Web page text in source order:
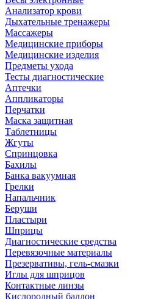
Анализатор крови
Дыхательные тренажеры
Массажеры
Медицинские приборы
Медицинские изделия
Предметы ухода
Тесты диагностические
Аптечки
Аппликаторы
Перчатки
Маска защитная
Таблетницы
Жгуты
Спринцовка
Бахилы
Банка вакуумная
Грелки
Напальчник
Беруши
Пластыри
Шприцы
Диагностические средства
Перевязочные материалы
Презервативы, гель-смазки
Иглы для шприцов
Контактные линзы
Кислородный баллон